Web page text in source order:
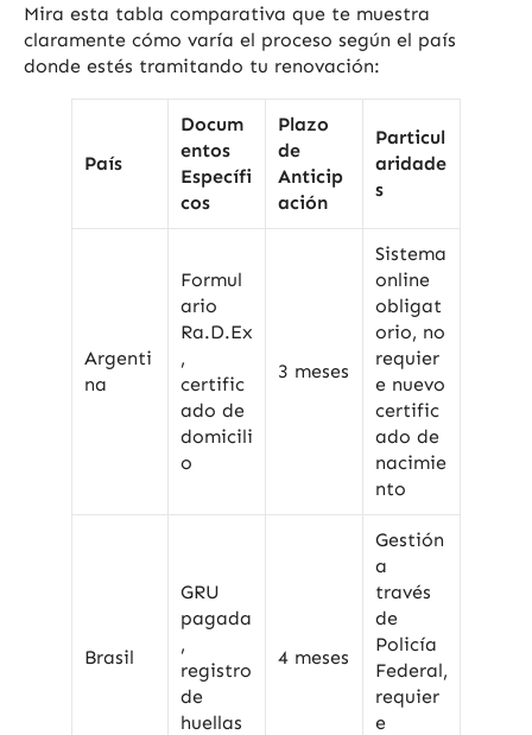
Mira esta tabla comparativa que te muestra
claramente cómo varía el proceso según el país
donde estés tramitando tu renovación:
País
Docum
entos
Específi
cos
Plazo
de
Anticip
ación
Particul
aridade
s
Argenti
na
Formul
ario
Ra.D.Ex
,
certific
ado de
domicili
o
3 meses
Sistema
online
obligat
orio, no
requier
e nuevo
certific
ado de
nacimie
nto
Brasil
GRU
pagada
,
registro
de
huellas
4 meses
Gestión
a
través
de
Policía
Federal,
requier
e